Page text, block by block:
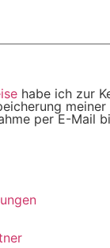
habe ich zur
per E-Mail